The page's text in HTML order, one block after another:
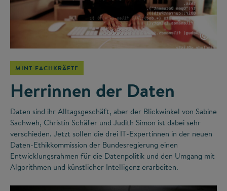
©
MINT-FACHKRÄFTE
Herrinnen der Daten
Daten sind ihr Alltagsgeschäft, aber der Blickwinkel von Sabine
Sachweh, Christin Schäfer und Judith Simon ist dabei sehr
verschieden. Jetzt sollen die drei IT-Expertinnen in der neuen
Daten-Ethikkommission der Bundesregierung einen
Entwicklungsrahmen für die Datenpolitik und den Umgang mit
Algorithmen und künstlicher Intelligenz erarbeiten.